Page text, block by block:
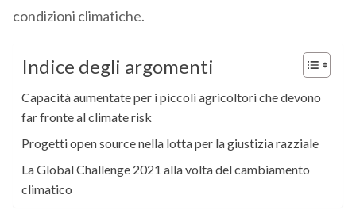
condizioni climatiche.
Indice degli argomenti
Capacità aumentate per i piccoli agricoltori che devono
far fronte al climate risk
Progetti open source nella lotta per la giustizia razziale
La Global Challenge 2021 alla volta del cambiamento
climatico